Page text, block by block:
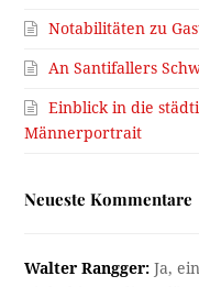
Notabilitäten zu
An Santifallers
Einblick in die
Männerportrait
Neueste Kommentare
Walter Rangger: Ja,